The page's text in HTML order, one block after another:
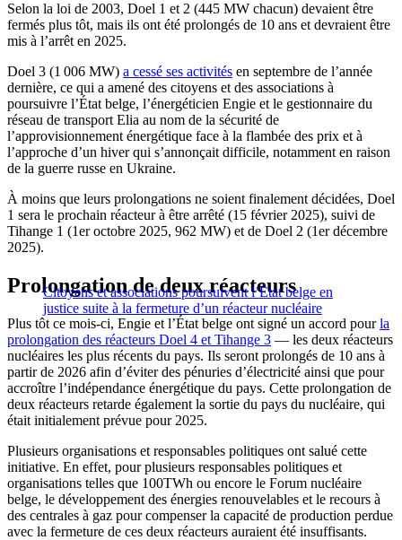
Selon la loi de 2003, Doel 1 et 2 (445 MW chacun) devaient être
fermés plus tôt, mais ils ont été prolongés de 10 ans et devraient être
mis à l’arrêt en 2025.
Doel 3 (1 006 MW) a cessé ses activités en septembre de l’année
dernière, ce qui a amené des citoyens et des associations à
poursuivre l’État belge, l’énergéticien Engie et le gestionnaire du
réseau de transport Elia au nom de la sécurité de
l’approvisionnement énergétique face à la flambée des prix et à
l’approche d’un hiver qui s’annonçait difficile, notamment en raison
de la guerre russe en Ukraine.
À moins que leurs prolongations ne soient finalement décidées, Doel
1 sera le prochain réacteur à être arrêté (15 février 2025), suivi de
Tihange 1 (1er octobre 2025, 962 MW) et de Doel 2 (1er décembre
2025).
Citoyens et associations poursuivent l’État belge en
justice suite à la fermeture d’un réacteur nucléaire
Prolongation de deux réacteurs
Plus tôt ce mois-ci, Engie et l’État belge ont signé un accord pourla
prolongation des réacteurs Doel 4 et Tihange 3 — les deux réacteurs
nucléaires les plus récents du pays. Ils seront prolongés de 10 ans à
partir de 2026 afin d’éviter des pénuries d’électricité ainsi que pour
accroître l’indépendance énergétique du pays. Cette prolongation de
deux réacteurs retarde également la sortie du pays du nucléaire, qui
était initialement prévue pour 2025.
Plusieurs organisations et responsables politiques ont salué cette
initiative. En effet, pour plusieurs responsables politiques et
organisations telles que 100TWh ou encore le Forum nucléaire
belge, le développement des énergies renouvelables et le recours à
des centrales à gaz pour compenser la capacité de production perdue
avec la fermeture de ces deux réacteurs auraient été insuffisants.